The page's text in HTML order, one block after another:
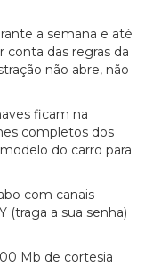
a semana e até
conta das regras da
não abre, não
ficam na
completos dos
do carro para
com canais
(traga a sua senha)
Mb de cortesia